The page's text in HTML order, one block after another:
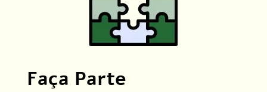
Faça Parte